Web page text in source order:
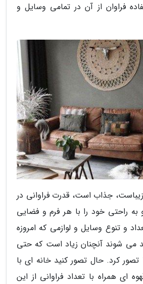
فراوان از آن در تمامی وسایل و
جذاب است، قدرت فراوانی در
راحتی خود را با هر فرم و فضایی
و تنوع وسایل و لوازمی که امروزه
می شوند آنچنان زیاد است که حتی
تصور کرد. حال تصور کنید خانه ای با
ای همراه با تعداد فراوانی از این